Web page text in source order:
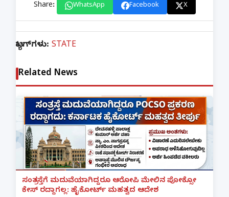
Share: WhatsApp Facebook X
ಟ್ಯಾಗ್‌ಗಳು: STATE
Related News
ಸಂತ್ರಸ್ತೆಗೆ ಮದುವೆಯಾಗಿದ್ದರೂ ಆರೋಪಿ ಮೇಲಿನ ಪೋಕ್ಸೋ
ಕೇಸ್ ರದ್ದಾಗಲ್ಲ: ಹೈಕೋರ್ಟ್ ಮಹತ್ವದ ಆದೇಶ